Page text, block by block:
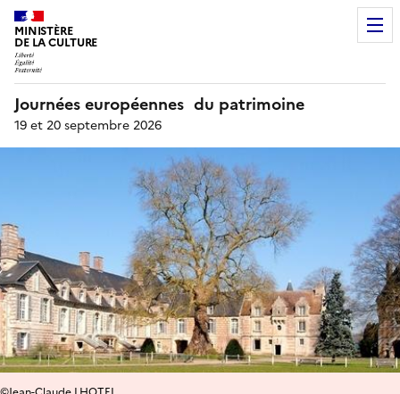
MINISTÈRE
DE LA CULTURE
Journées européennes du patrimoine
19 et 20 septembre 2026